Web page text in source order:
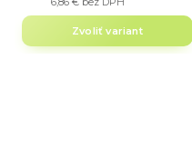
Zvoliť variant